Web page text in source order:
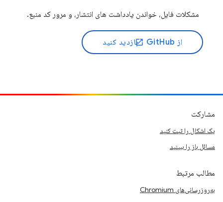
مشکلات فایل، خواندن یادداشت های انتشار، و مرور کد منبع.
از GitHub open_in_new
بازدید کنید
مشارکت
یک اشکال را ثبت کنید
مسائل باز را ببینید
مطالب مرتبط
به‌روزرسانی‌های Chromium